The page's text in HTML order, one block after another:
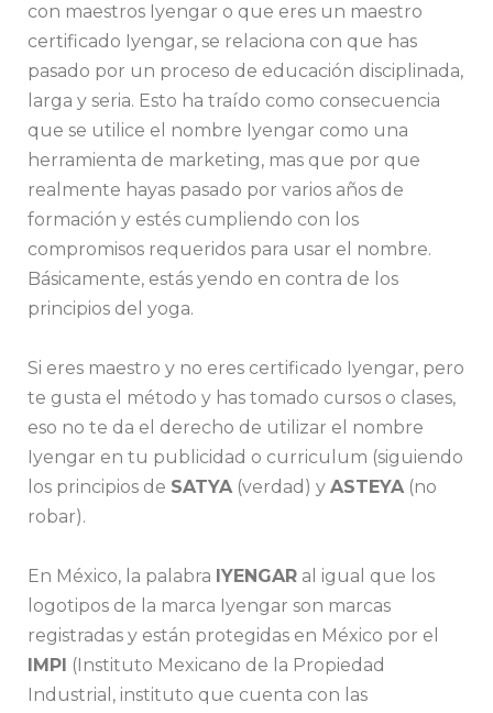
con maestros Iyengar o que eres un maestro
certificado Iyengar, se relaciona con que has
pasado por un proceso de educación disciplinada,
larga y seria. Esto ha traído como consecuencia
que se utilice el nombre Iyengar como una
herramienta de marketing, mas que por que
realmente hayas pasado por varios años de
formación y estés cumpliendo con los
compromisos requeridos para usar el nombre.
Básicamente, estás yendo en contra de los
principios del yoga.
Si eres maestro y no eres certificado Iyengar, pero
te gusta el método y has tomado cursos o clases,
eso no te da el derecho de utilizar el nombre
Iyengar en tu publicidad o curriculum (siguiendo
los principios de SATYA(verdad) y ASTEYA(no
robar).
En México, la palabra IYENGAR al igual que los
logotipos de la marca Iyengar son marcas
registradas y están protegidas en México por el
IMPI (Instituto Mexicano de la Propiedad
Industrial, instituto que cuenta con las